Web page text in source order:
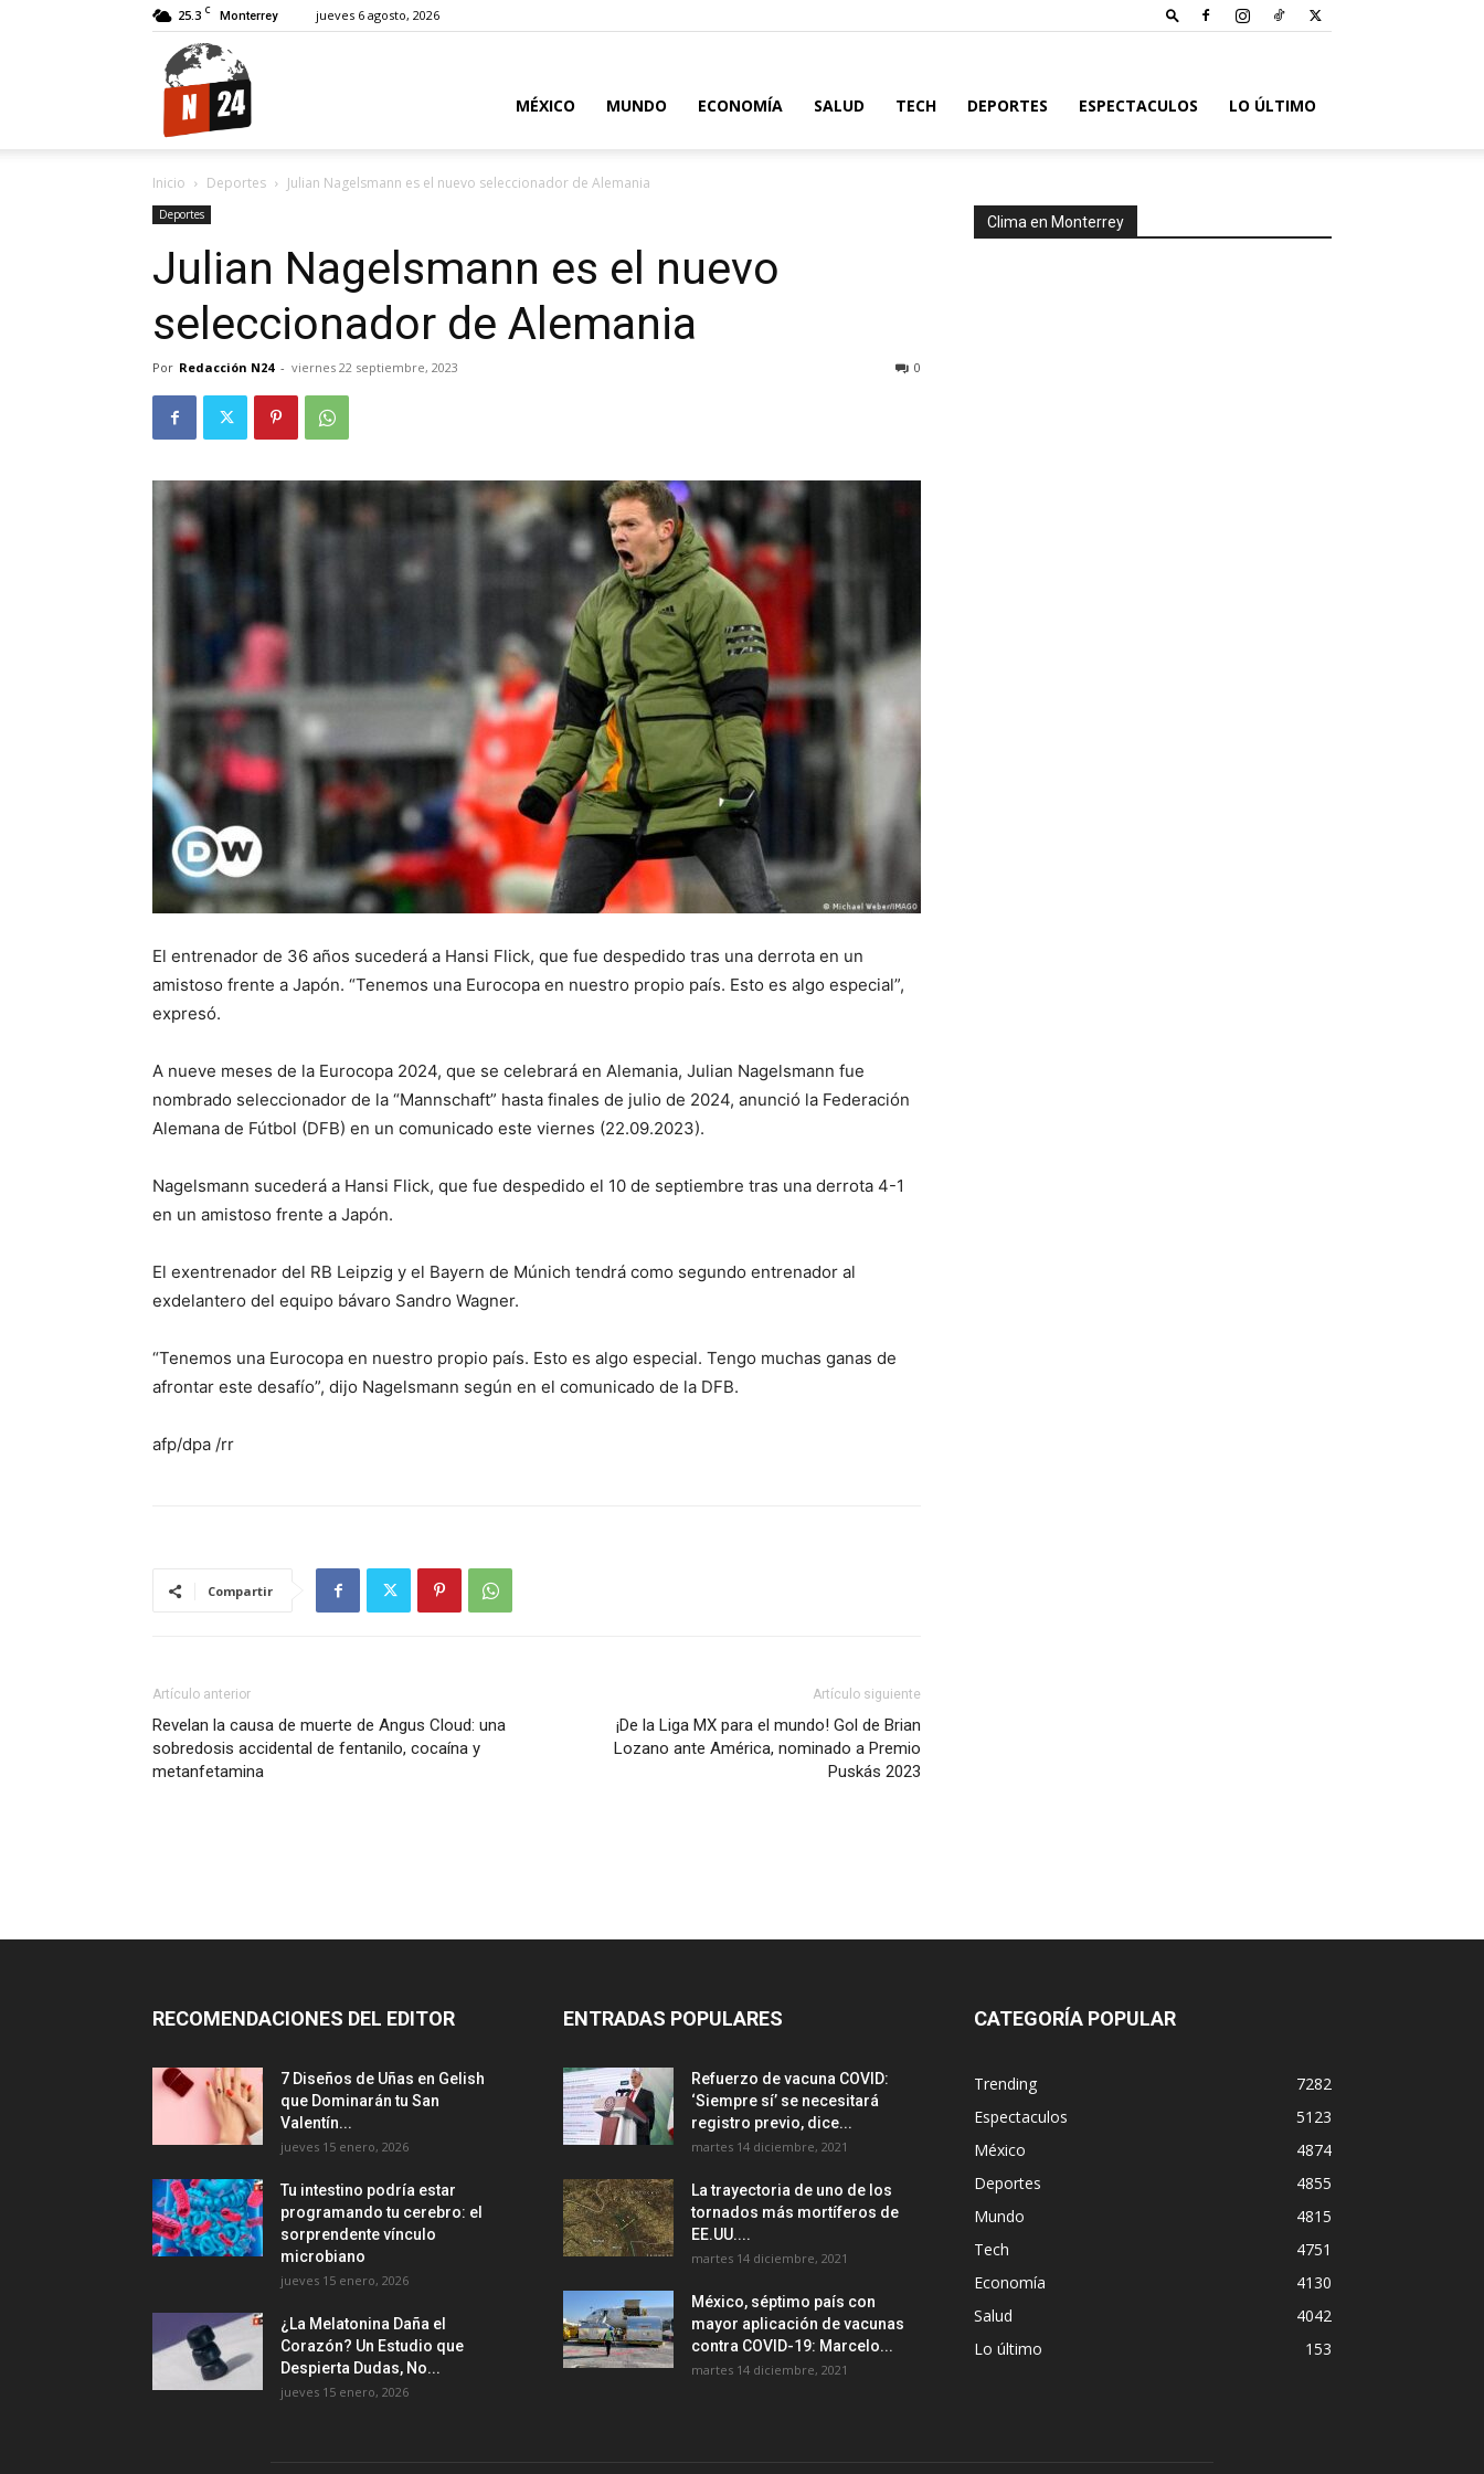
25.3 C Monterrey jueves 6 agosto, 2026
MÉXICO MUNDO ECONOMÍA SALUD TECH DEPORTES ESPECTACULOS LO ÚLTIMO
Inicio Deportes Julian Nagelsmann es el nuevo seleccionador de Alemania
Deportes
Julian Nagelsmann es el nuevo
seleccionador de Alemania
Por Redacción N24 - viernes 22 septiembre, 2023 0
El entrenador de 36 años sucederá a Hansi Flick, que fue despedido tras una derrota en un
amistoso frente a Japón. “Tenemos una Eurocopa en nuestro propio país. Esto es algo especial”,
expresó.
A nueve meses de la Eurocopa 2024, que se celebrará en Alemania, Julian Nagelsmann fue
nombrado seleccionador de la “Mannschaft” hasta finales de julio de 2024, anunció la Federación
Alemana de Fútbol (DFB) en un comunicado este viernes (22.09.2023).
Nagelsmann sucederá a Hansi Flick, que fue despedido el 10 de septiembre tras una derrota 4-1
en un amistoso frente a Japón.
El exentrenador del RB Leipzig y el Bayern de Múnich tendrá como segundo entrenador al
exdelantero del equipo bávaro Sandro Wagner.
“Tenemos una Eurocopa en nuestro propio país. Esto es algo especial. Tengo muchas ganas de
afrontar este desafío”, dijo Nagelsmann según en el comunicado de la DFB.
afp/dpa /rr
Compartir
Artículo anterior
Revelan la causa de muerte de Angus Cloud: una
sobredosis accidental de fentanilo, cocaína y
metanfetamina
Artículo siguiente
¡De la Liga MX para el mundo! Gol de Brian
Lozano ante América, nominado a Premio
Puskás 2023
Clima en Monterrey
RECOMENDACIONES DEL EDITOR
7 Diseños de Uñas en Gelish
que Dominarán tu San
Valentín...
jueves 15 enero, 2026
Tu intestino podría estar
programando tu cerebro: el
sorprendente vínculo
microbiano
jueves 15 enero, 2026
¿La Melatonina Daña el
Corazón? Un Estudio que
Despierta Dudas, No...
jueves 15 enero, 2026
ENTRADAS POPULARES
Refuerzo de vacuna COVID:
‘Siempre sí’ se necesitará
registro previo, dice...
martes 14 diciembre, 2021
La trayectoria de uno de los
tornados más mortíferos de
EE.UU....
martes 14 diciembre, 2021
México, séptimo país con
mayor aplicación de vacunas
contra COVID-19: Marcelo...
martes 14 diciembre, 2021
CATEGORÍA POPULAR
Trending
7282
Espectaculos
5123
México
4874
Deportes
4855
Mundo
4815
Tech
4751
Economía
4130
Salud
4042
Lo último
153